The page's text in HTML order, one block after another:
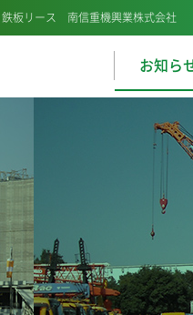
鉄板リース 南信重機興業株式会社
お知ら